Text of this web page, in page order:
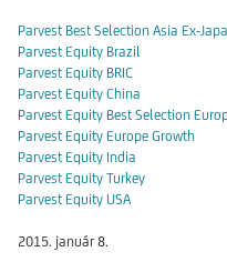
Parvest Best Selection Asia Ex-
Parvest Equity Brazil
Parvest Equity BRIC
Parvest Equity China
Parvest Equity Best Selection
Parvest Equity Europe Growth
Parvest Equity India
Parvest Equity Turkey
Parvest Equity USA
2015. január 8.